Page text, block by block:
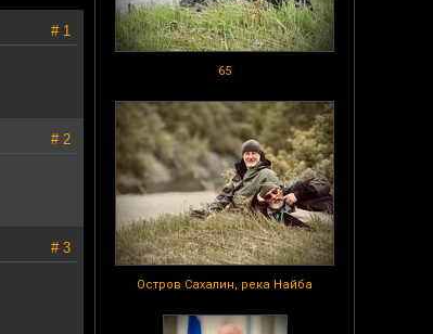
65
Остров Сахалин, река Найба
# 1
# 2
# 3